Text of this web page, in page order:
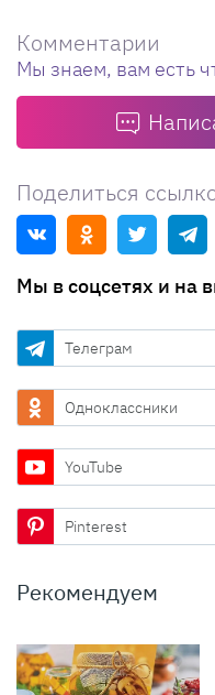
Комментарии
Мы знаем, вам есть
Поделиться
Мы в соцсетях и на
Телеграм
Одноклассники
YouTube
Pinterest
Рекомендуем